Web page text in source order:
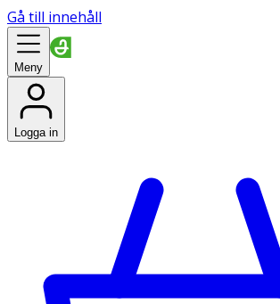
Gå till innehåll
Meny
Logga in